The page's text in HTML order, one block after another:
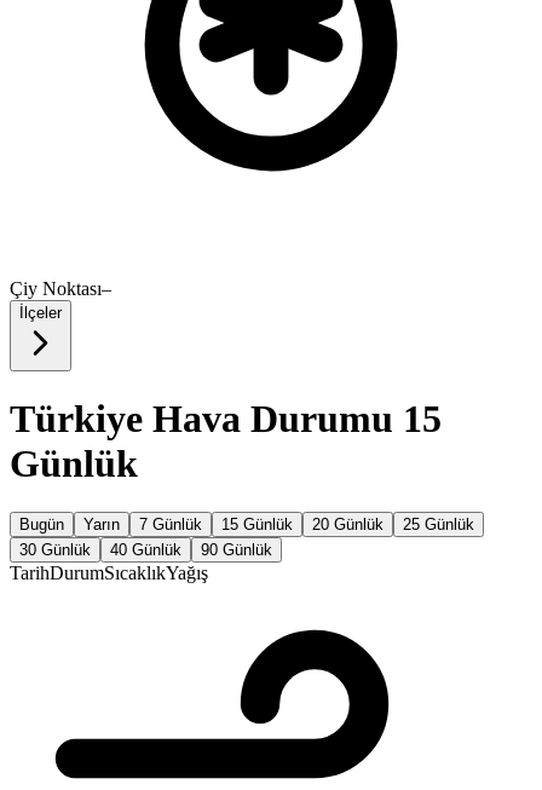
Çiy Noktası–
İlçeler
Türkiye Hava Durumu 15
Günlük
Bugün Yarın 7 Günlük 15 Günlük 20 Günlük
25 Günlük
30 Günlük
40 Günlük 90 Günlük
TarihDurumSıcaklıkYağış